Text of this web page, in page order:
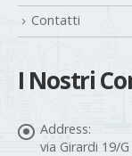
Contatti
I Nostri
Address:
via Girardi 19/